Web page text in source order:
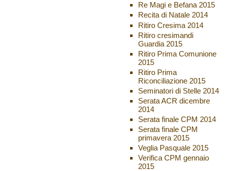
Re Magi e Befana 2015
Recita di Natale 2014
Ritiro Cresima 2014
Ritiro cresimandi
Guardia 2015
Ritiro Prima Comunione
2015
Ritiro Prima
Riconciliazione 2015
Seminatori di Stelle 2014
Serata ACR dicembre
2014
Serata finale CPM 2014
Serata finale CPM
primavera 2015
Veglia Pasquale 2015
Verifica CPM gennaio
2015